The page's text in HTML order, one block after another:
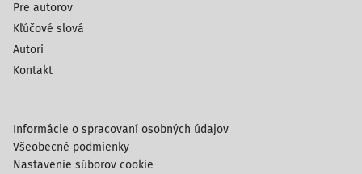
Pre autorov
Kľúčové slová
Autori
Kontakt
Informácie o spracovaní osobných údajov
Všeobecné podmienky
Nastavenie súborov cookie